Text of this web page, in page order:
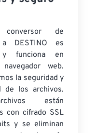
conversor de
a DESTINO es
y funciona en
navegador web.
la seguridad y
de los archivos.
están
con cifrado SSL
y se eliminan